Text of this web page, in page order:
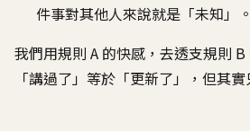
件事對其他人來說就是「未知」。
我們用規則 A 的快感，去透支規則
「講過了」等於「更新了」，但其